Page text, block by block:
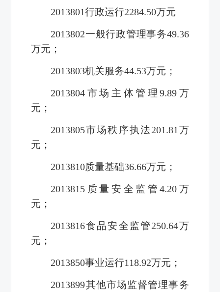
2013801行政运行2284.50万元
2013802一般行政管理事务49.36
万元；
2013803机关服务44.53万元；
2013804市场主体管理9.89万
元；
2013805市场秩序执法201.81万
元；
2013810质量基础36.66万元；
2013815质量安全监管4.20万
元；
2013816食品安全监管250.64万
元；
2013850事业运行118.92万元；
2013899其他市场监督管理事务